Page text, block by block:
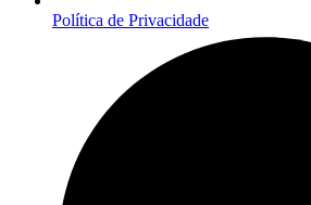
Política de Privacidade